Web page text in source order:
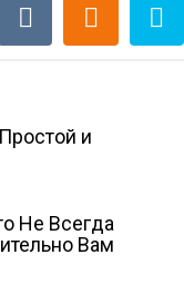
и
Не Всегда
Вам